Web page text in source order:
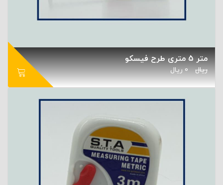
متر 5 متری طرح فیسکو
ریال 0 ریال